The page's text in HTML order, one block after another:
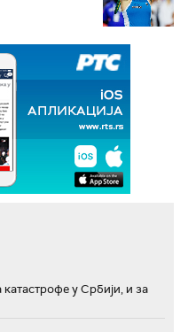
у Србији, и за